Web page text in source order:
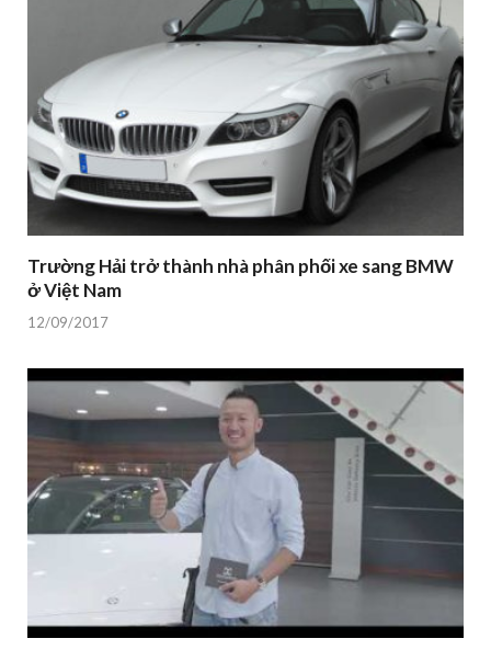
Trường Hải trở thành nhà phân phối xe sang BMW
ở Việt Nam
12/09/2017